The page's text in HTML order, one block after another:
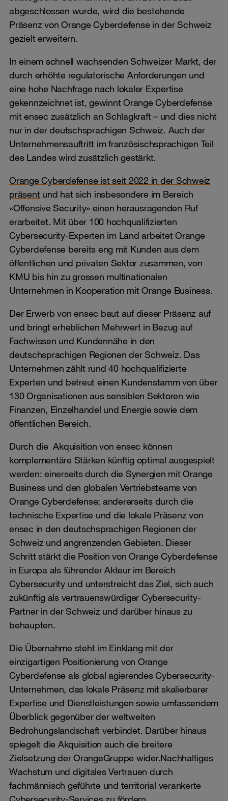
abgeschlossen wurde, wird die bestehende
Präsenz von Orange Cyberdefense in der Schweiz
gezielt erweitern.
In einem schnell wachsenden Schweizer Markt, der
durch erhöhte regulatorische Anforderungen und
eine hohe Nachfrage nach lokaler Expertise
gekennzeichnet ist, gewinnt Orange Cyberdefense
mit ensec zusätzlich an Schlagkraft – und dies nicht
nur in der deutschsprachigen Schweiz. Auch der
Unternehmensauftritt im französischsprachigen Teil
des Landes wird zusätzlich gestärkt.
Orange Cyberdefense ist seit 2022 in der Schweiz
präsent und hat sich insbesondere im Bereich
«Offensive Security» einen herausragenden Ruf
erarbeitet. Mit über 100 hochqualifizierten
Cybersecurity-Experten im Land arbeitet Orange
Cyberdefense bereits eng mit Kunden aus dem
öffentlichen und privaten Sektor zusammen, von
KMU bis hin zu grossen multinationalen
Unternehmen in Kooperation mit Orange Business.
Der Erwerb von ensec baut auf dieser Präsenz auf
und bringt erheblichen Mehrwert in Bezug auf
Fachwissen und Kundennähe in den
deutschsprachigen Regionen der Schweiz. Das
Unternehmen zählt rund 40 hochqualifizierte
Experten und betreut einen Kundenstamm von über
130 Organisationen aus sensiblen Sektoren wie
Finanzen, Einzelhandel und Energie sowie dem
öffentlichen Bereich.
Durch die Akquisition von ensec können
komplementäre Stärken künftig optimal ausgespielt
werden: einerseits durch die Synergien mit Orange
Business und den globalen Vertriebsteams von
Orange Cyberdefense; andererseits durch die
technische Expertise und die lokale Präsenz von
ensec in den deutschsprachigen Regionen der
Schweiz und angrenzenden Gebieten. Dieser
Schritt stärkt die Position von Orange Cyberdefense
in Europa als führender Akteur im Bereich
Cybersecurity und unterstreicht das Ziel, sich auch
zukünftig als vertrauenswürdiger Cybersecurity-
Partner in der Schweiz und darüber hinaus zu
behaupten.
Die Übernahme steht im Einklang mit der
einzigartigen Positionierung von Orange
Cyberdefense als global agierendes Cybersecurity-
Unternehmen, das lokale Präsenz mit skalierbarer
Expertise und Dienstleistungen sowie umfassendem
Überblick gegenüber der weltweiten
Bedrohungslandschaft verbindet. Darüber hinaus
spiegelt die Akquisition auch die breitere
Zielsetzung der OrangeGruppe wider.Nachhaltiges
Wachstum und digitales Vertrauen durch
fachmännisch geführte und territorial verankerte